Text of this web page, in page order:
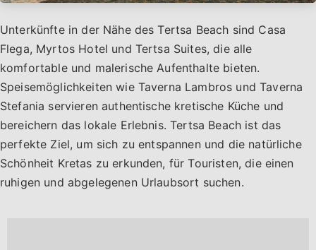
Unterkünfte in der Nähe des Tertsa Beach sind Casa
Flega, Myrtos Hotel und Tertsa Suites, die alle
komfortable und malerische Aufenthalte bieten.
Speisemöglichkeiten wie Taverna Lambros und Taverna
Stefania servieren authentische kretische Küche und
bereichern das lokale Erlebnis. Tertsa Beach ist das
perfekte Ziel, um sich zu entspannen und die natürliche
Schönheit Kretas zu erkunden, für Touristen, die einen
ruhigen und abgelegenen Urlaubsort suchen.